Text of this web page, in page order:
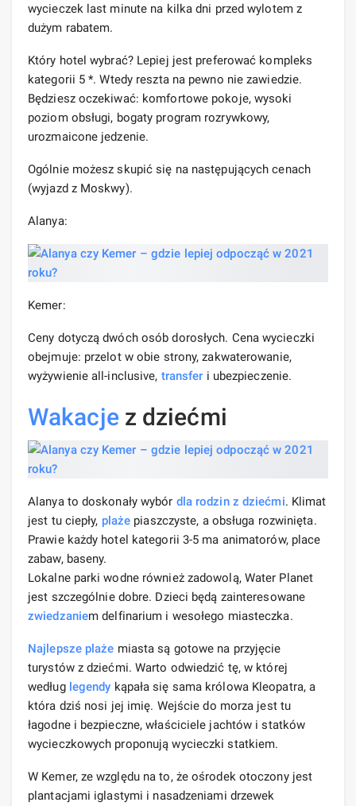
wycieczek last minute na kilka dni przed wylotem z
dużym rabatem.
Który hotel wybrać? Lepiej jest preferować kompleks
kategorii 5 *. Wtedy reszta na pewno nie zawiedzie.
Będziesz oczekiwać: komfortowe pokoje, wysoki
poziom obsługi, bogaty program rozrywkowy,
urozmaicone jedzenie.
Ogólnie możesz skupić się na następujących cenach
(wyjazd z Moskwy).
Alanya:
Kemer:
Ceny dotyczą dwóch osób dorosłych. Cena wycieczki
obejmuje: przelot w obie strony, zakwaterowanie,
wyżywienie all-inclusive, transfer i ubezpieczenie.
Wakacjez dziećmi
Alanya to doskonały wybór dla rodzin z dziećmi. Klimat
jest tu ciepły, plaże piaszczyste, a obsługa rozwinięta.
Prawie każdy hotel kategorii 3-5 ma animatorów, place
zabaw, baseny.
Lokalne parki wodne również zadowolą, Water Planet
jest szczególnie dobre. Dzieci będą zainteresowane
zwiedzaniem delfinarium i wesołego miasteczka.
Najlepsze plaże miasta są gotowe na przyjęcie
turystów z dziećmi. Warto odwiedzić tę, w której
według legendy kąpała się sama królowa Kleopatra, a
która dziś nosi jej imię. Wejście do morza jest tu
łagodne i bezpieczne, właściciele jachtów i statków
wycieczkowych proponują wycieczki statkiem.
W Kemer, ze względu na to, że ośrodek otoczony jest
plantacjami iglastymi i nasadzeniami drzewek